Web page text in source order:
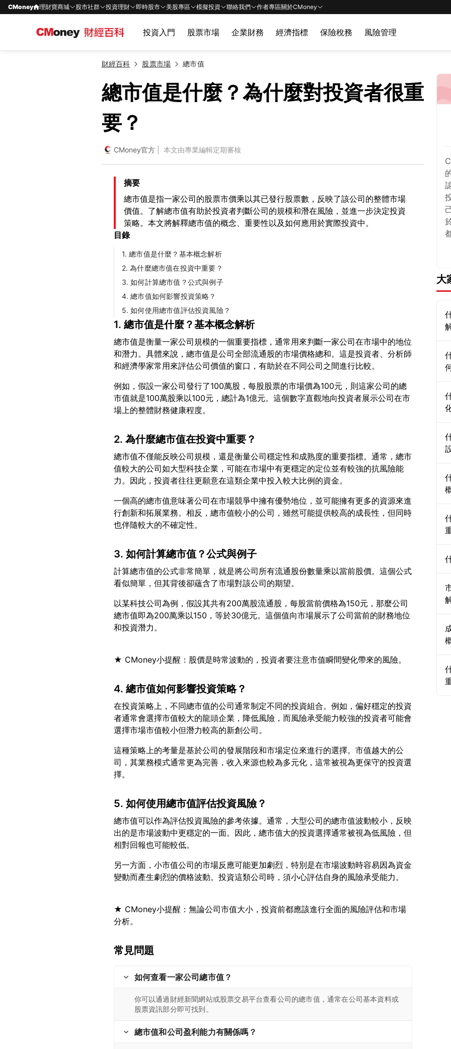
CMoney 理財寶商城 股市社群 投資理財 即時股市 美股專區 模擬投資 聯絡我們 作者專區關於CMoney
投資入門 股票市場 企業財務 經濟指標 保險稅務 風險管理
財經百科 股票市場 總市值
總市值是什麼？為什麼對投資者很重
要？
CMoney官方| 本文由專業編輯定期審核
摘要
總市值是指一家公司的股票市價乘以其已發行股票數，反映了該公司的整體市場
價值。了解總市值有助於投資者判斷公司的規模和潛在風險，並進一步決定投資
策略。本文將解釋總市值的概念、重要性以及如何應用於實際投資中。
目錄
1. 總市值是什麼？基本概念解析
2. 為什麼總市值在投資中重要？
3. 如何計算總市值？公式與例子
4. 總市值如何影響投資策略？
5. 如何使用總市值評估投資風險？
1. 總市值是什麼？基本概念解析
總市值是衡量一家公司規模的一個重要指標，通常用來判斷一家公司在市場中的地位
和潛力。具體來說，總市值是公司全部流通股的市場價格總和。這是投資者、分析師
例如，假設一家公司發行了100萬股，每股股票的市場價為100元，則這家公司的總
市值就是100萬股乘以100元，總計為1億元。這個數字直觀地向投資者展示公司在市
2. 為什麼總市值在投資中重要？
總市值不僅能反映公司規模，還是衡量公司穩定性和成熟度的重要指標。通常，總市
值較大的公司如大型科技企業，可能在市場中有更穩定的定位並有較強的抗風險能
一個高的總市值意味著公司在市場競爭中擁有優勢地位，並可能擁有更多的資源來進
行創新和拓展業務。相反，總市值較小的公司，雖然可能提供較高的成長性，但同時
3. 如何計算總市值？公式與例子
計算總市值的公式非常簡單，就是將公司所有流通股份數量乘以當前股價。這個公式
以某科技公司為例，假設其共有200萬股流通股，每股當前價格為150元，那麼公司
總市值即為200萬乘以150，等於30億元。這個值向市場展示了公司當前的財務地位
4. 總市值如何影響投資策略？
在投資策略上，不同總市值的公司通常制定不同的投資組合。例如，偏好穩定的投資
者通常會選擇市值較大的龍頭企業，降低風險，而風險承受能力較強的投資者可能會
這種策略上的考量是基於公司的發展階段和市場定位來進行的選擇。市值越大的公
司，其業務模式通常更為完善，收入來源也較為多元化，這常被視為更保守的投資選
5. 如何使用總市值評估投資風險？
總市值可以作為評估投資風險的參考依據。通常，大型公司的總市值波動較小，反映
出的是市場波動中更穩定的一面。因此，總市值大的投資選擇通常被視為低風險，但
另一方面，小市值公司的市場反應可能更加劇烈，特別是在市場波動時容易因為資金
★ CMoney小提醒：無論公司市值大小，投資前都應該進行全面的風險評估和市場
常見問題
如何查看一家公司總市值？
你可以通過財經新聞網站或股票交易平台查看公司的總市值，通常在公司基本資料或
股票資訊部分即可找到。
總市值和公司盈利能力有關係嗎？
大